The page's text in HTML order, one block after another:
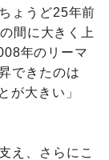
ょうど25年前
間に大きく上
年のリーマ
できたのは
が大きい」
え、さらにこ